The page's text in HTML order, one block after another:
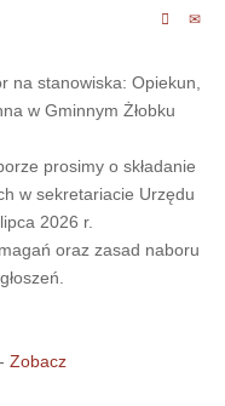
na stanowiska: Opiekun,
w Gminnym Żłobku
prosimy o składanie
w sekretariacie Urzędu
2026 r.
oraz zasad naboru
Zobacz